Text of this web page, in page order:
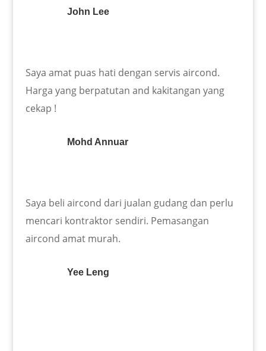
John Lee
Saya amat puas hati dengan servis aircond.
Harga yang berpatutan and kakitangan yang
cekap !
Mohd Annuar
Saya beli aircond dari jualan gudang dan perlu
mencari kontraktor sendiri. Pemasangan
aircond amat murah.
Yee Leng